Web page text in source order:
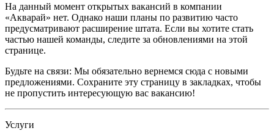
На данный момент открытых вакансий в компании
«Акварай» нет. Однако наши планы по развитию часто
предусматривают расширение штата. Если вы хотите стать
частью нашей команды, следите за обновлениями на этой
странице.
Будьте на связи: Мы обязательно вернемся сюда с новыми
предложениями. Сохраните эту страницу в закладках, чтобы
не пропустить интересующую вас вакансию!
Услуги